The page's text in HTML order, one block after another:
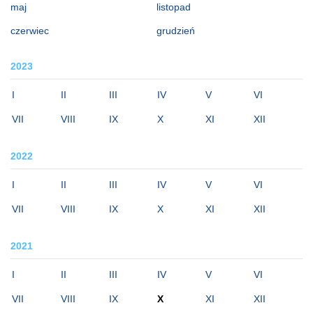
maj
czerwiec
listopad
grudzień
2023
I II III IV V VI
VII VIII IX X XI XII
2022
I II III IV V VI
VII VIII IX X XI XII
2021
I II III IV V VI
VII VIII IX X XI XII